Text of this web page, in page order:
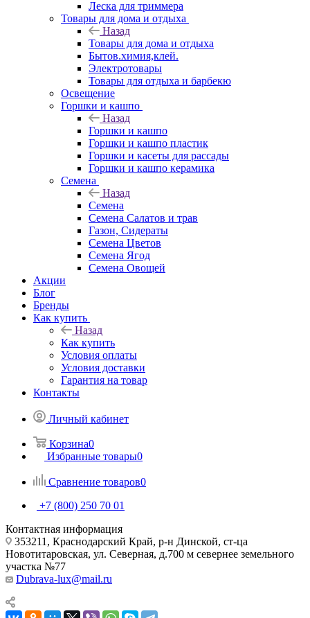
Леска для триммера
Товары для дома и отдыха
Назад
Товары для дома и отдыха
Бытов.химия,клей.
Электротовары
Товары для отдыха и барбекю
Освещение
Горшки и кашпо
Назад
Горшки и кашпо
Горшки и кашпо пластик
Горшки и касеты для рассады
Горшки и кашпо керамика
Семена
Назад
Семена
Семена Салатов и трав
Газон, Сидераты
Семена Цветов
Семена Ягод
Семена Овощей
Акции
Блог
Бренды
Как купить
Назад
Как купить
Условия оплаты
Условия доставки
Гарантия на товар
Контакты
Личный кабинет
Корзина0
Избранные товары0
Сравнение товаров0
+7 (800) 250 70 01
Контактная информация
353211, Краснодарский Край, р-н Динской, ст-ца
Новотитаровская, ул. Северная, д.700 м севернее земельного
участка №77
Dubrava-lux@mail.ru